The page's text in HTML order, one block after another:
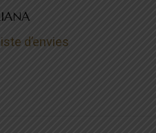
d’envies